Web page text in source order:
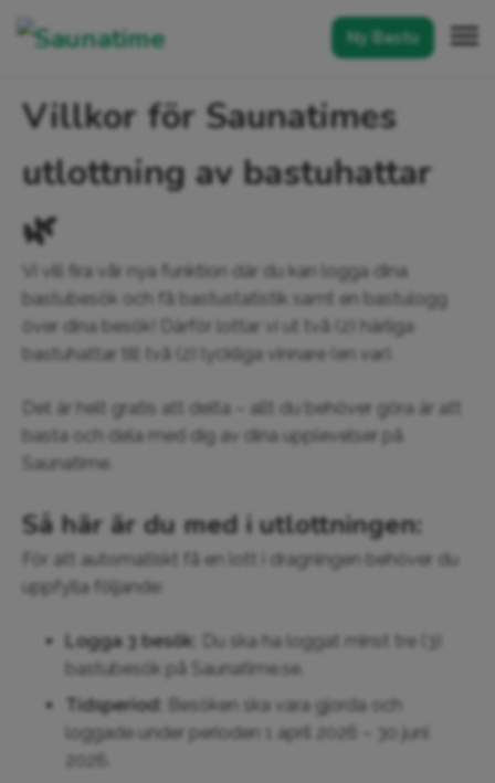
Ny Bastu
Villkor för Saunatimes
utlottning av bastuhattar
🌿
Vi vill fira vår nya funktion där du kan logga dina
bastubesök och få bastustatistik samt en bastulogg
över dina besök! Därför lottar vi ut två (2) härliga
bastuhattar till två (2) lyckliga vinnare (en var).
Det är helt gratis att delta – allt du behöver göra är att
basta och dela med dig av dina upplevelser på
Saunatime.
Så här är du med i utlottningen:
För att automatiskt få en lott i dragningen behöver du
uppfylla följande:
Logga 3 besök:
Du ska ha loggat minst tre (3)
bastubesök på Saunatime.se.
Tidsperiod:
Besöken ska vara gjorda och
loggade under perioden 1 april 2026 – 30 juni
2026.